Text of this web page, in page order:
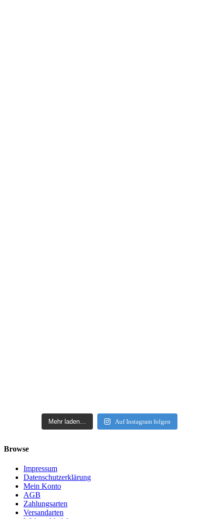
Mehr laden… Auf Instagram folgen
Browse
Impressum
Datenschutzerklärung
Mein Konto
AGB
Zahlungsarten
Versandarten